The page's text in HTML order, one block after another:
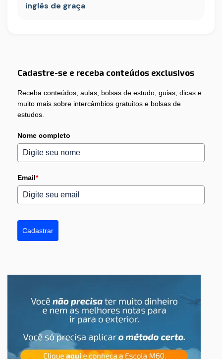
inglês de graça
Cadastre-se e receba conteúdos exclusivos
Receba conteúdos, aulas, bolsas de estudo, guias, dicas e
muito mais sobre intercâmbios gratuitos e bolsas de
estudos.
Nome completo
Email*
Cadastrar